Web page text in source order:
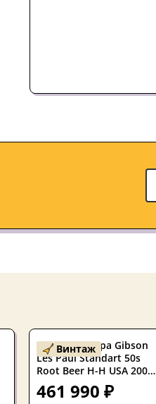
Винтаж
Электрогитара Gibson
Les Paul Standart 50s
Root Beer H-H USA 2005
W/Case
461 990 ₽